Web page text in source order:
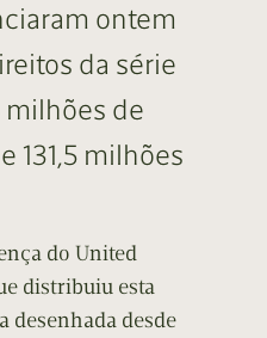
ontem
da série
milhões de
131,5 milhões
do United
distribuiu esta
desenhada desde